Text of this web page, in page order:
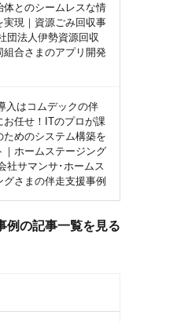
体とのシームレスな情
実現｜資源ごみ回収事
団法人伊勢資源回収
組合さまのアプリ開発
入はコムデックの伴
お任せ！ITのプロが課
ためのシステム構築を
｜ホームステージング
社サマンサ･ホームス
グさまの伴走支援事例
例の記事一覧を見る